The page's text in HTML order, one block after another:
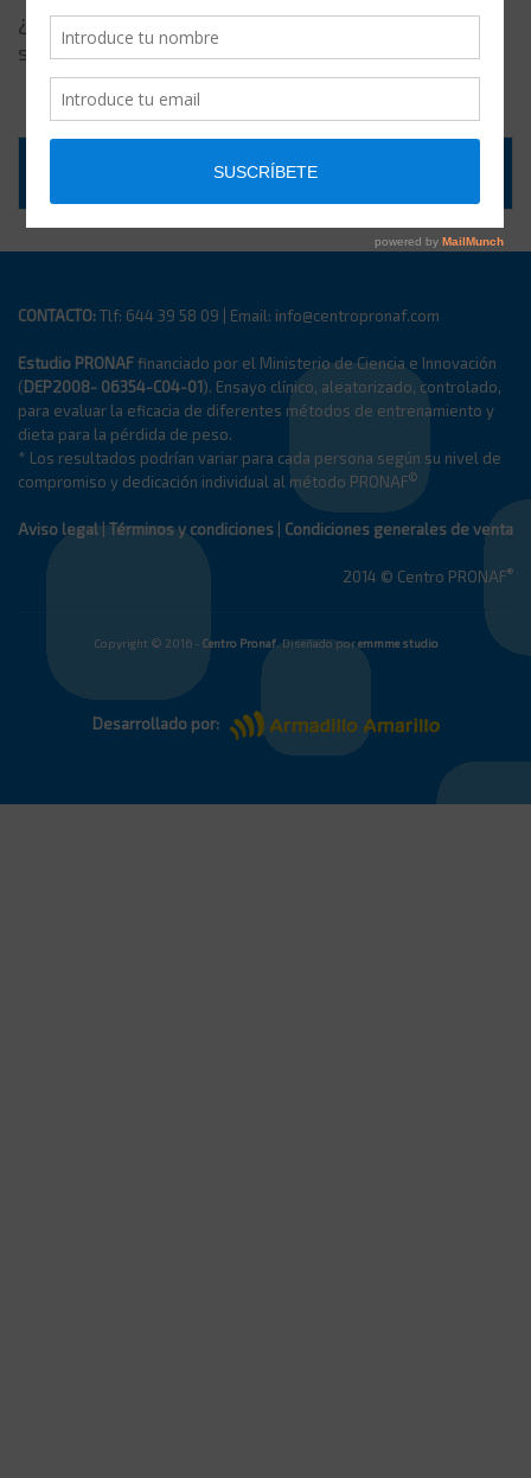
¿ Se puede perder peso y mantenerlo para
siempre? Estas son las 10 preguntas clave.
LOAD MORE
CONTACTO:Tlf: 644 39 58 09 | Email: info@centropronaf.com
Estudio PRONAFfinanciado por el Ministerio de Ciencia e Innovación
(DEP2008- 06354-C04-01). Ensayo clínico, aleatorizado, controlado,
para evaluar la eficacia de diferentes métodos de entrenamiento y
dieta para la pérdida de peso.
* Los resultados podrían variar para cada persona según su nivel de
compromiso y dedicación individual al método PRONAF©
Aviso legal| Términos y condiciones Condiciones generales de venta
2014 © Centro PRONAF®
Copyright © 2016 - Centro Pronaf. Diseñado poremmme studio
Desarrollado por: